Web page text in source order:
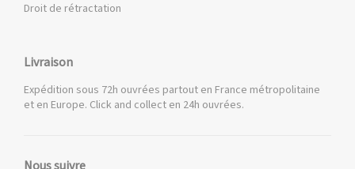
Droit de rétractation
Livraison
Expédition sous 72h ouvrées partout en France métropolitaine
et en Europe. Click and collect en 24h ouvrées.